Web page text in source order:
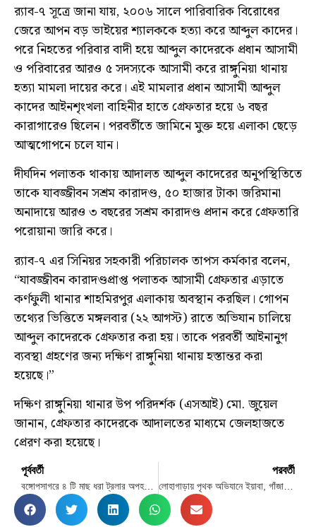
র‌্যাব-৭ সূত্রে জানা যায়, ২০০৬ সালে পারিবারিক বিরোধের
জেরে আপন বড় ভাইয়ের শ্যালককে হত্যা করে আব্দুল কাদের।
পরে নিহতের পরিবার বাদী হয়ে আব্দুল কাদেরকে প্রধান আসামী
ও পরিবারের আরও ৫ সদস্যকে আসামী করে রাঙ্গুনিয়া থানায়
হত্যা মামলা দায়ের করে। এই মামলার প্রধান আসামী আব্দুল
কাদের আইনশৃংখলা বাহিনীর হাতে গ্রেফতার হয়ে ৬ বছর
কারাগারেও ছিলেন। পরবর্তীতে জামিনে মুক্ত হয়ে এলাকা ছেড়ে
আত্মগোপনে চলে যান।
দীর্ঘদিন পলাতক থাকায় আদালত আব্দুল কাদেরের অনুপস্থিতিতে
তাকে যাবজ্জীবন সশ্রম কারাদণ্ড, ৫০ হাজার টাকা জরিমানা
অনাদায়ে আরও ৩ বছরের সশ্রম কারাদণ্ড প্রদান করে গ্রেফতারি
পরোয়ানা জারি করে।
র‌্যাব-৭ এর সিনিয়র সহকারী পরিচালক তাপস কর্মকার বলেন,
“যাবজ্জীবন কারাদণ্ডপ্রাপ্ত পলাতক আসামী গ্রেফতার এড়াতে
কর্ণফুলী থানার শাহমিরপুর এলাকায় অবস্থান করছিল। গোপন
তথ্যের ভিত্তিতে মঙ্গলবার (২২ আগস্ট) রাতে অভিযান চালিয়ে
আব্দুল কাদেরকে গ্রেফতার করা হয়। তাকে পরবর্তী আইনানুগ
ব্যবস্থা গ্রহণের জন্য দক্ষিণ রাঙ্গুনিয়া থানায় হস্তান্তর করা
হয়েছে।”
দক্ষিণ রাঙ্গুনিয়া থানার উপ পরিদর্শক (এসআই) মো. জুয়েল
জানান, গ্রেফতার কাদেরকে আদালতের মাধ্যমে জেলহাজতে
প্রেরণ করা হয়েছে।
পূর্ববর্তী
বঙ্গোপসাগরে ৪ টি মাছ ধরা ট্রলার অপহরণ করেছিলো জলদস্যুরা। চেয়েছিলো মুক্তিপন। রোববার কুয়াকাটা নৌ পুলিশ অভিযান চালিয়ে হারানো ট্রলারসহ ৫ জলদস্যুকে আটক করে।
পরবর্তী
লোহাগাড়ায় পৃথক অভিযানে ইয়াবা, গাঁজা পাচারকালে তিনজন সহ আটক -৬